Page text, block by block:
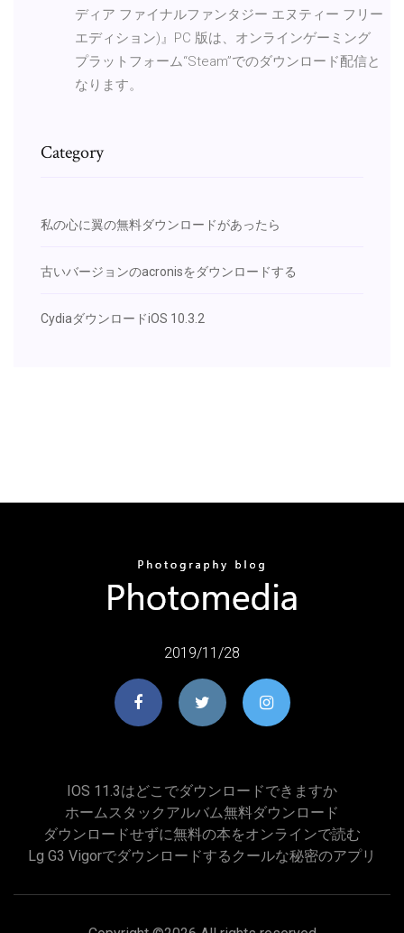
ディア ファイナルファンタジー エヌティー フリー
エディション)』PC 版は、オンラインゲーミング
プラットフォーム“Steam”でのダウンロード配信と
なります。
Category
私の心に翼の無料ダウンロードがあったら
古いバージョンのacronisをダウンロードする
CydiaダウンロードiOS 10.3.2
2019/11/28
IOS 11.3はどこでダウンロードできますか
ホームスタックアルバム無料ダウンロード
ダウンロードせずに無料の本をオンラインで読む
Lg G3 Vigorでダウンロードするクールな秘密のアプリ